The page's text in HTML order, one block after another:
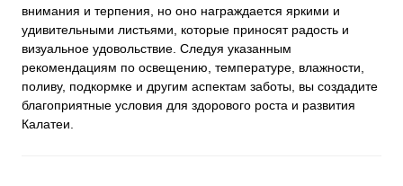
внимания и терпения, но оно награждается яркими и
удивительными листьями, которые приносят радость и
визуальное удовольствие. Следуя указанным
рекомендациям по освещению, температуре, влажности,
поливу, подкормке и другим аспектам заботы, вы создадите
благоприятные условия для здорового роста и развития
Калатеи.